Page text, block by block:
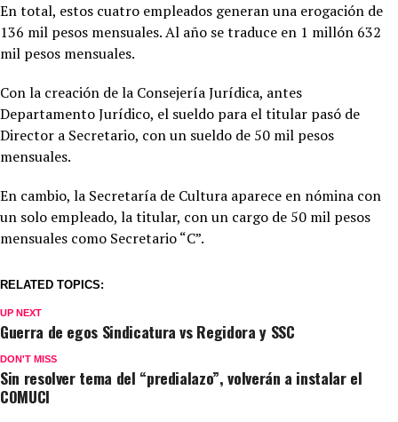
En total, estos cuatro empleados generan una erogación de
136 mil pesos mensuales. Al año se traduce en 1 millón 632
mil pesos mensuales.
Con la creación de la Consejería Jurídica, antes
Departamento Jurídico, el sueldo para el titular pasó de
Director a Secretario, con un sueldo de 50 mil pesos
mensuales.
En cambio, la Secretaría de Cultura aparece en nómina con
un solo empleado, la titular, con un cargo de 50 mil pesos
mensuales como Secretario “C”.
RELATED TOPICS:
UP NEXT
Guerra de egos Sindicatura vs Regidora y SSC
DON'T MISS
Sin resolver tema del “predialazo”, volverán a instalar el
COMUCI